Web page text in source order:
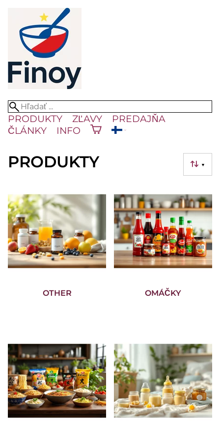
PRODUKTY ZĽAVY
PREDAJŇA
ČLÁNKY
INFO
▼
PRODUKTY
OTHER OMÁČKY